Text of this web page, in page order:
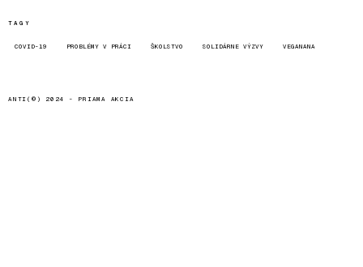
TAGY
COVID-19 PROBLÉMY V PRÁCI ŠKOLSTVO SOLIDÁRNE VÝZVY VEGANANA
ANTI(©) 2024 - PRIAMA AKCIA